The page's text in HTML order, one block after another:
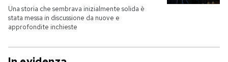
Una storia che sembrava inizialmente solida è
stata messa in discussione da nuove e
approfondite inchieste